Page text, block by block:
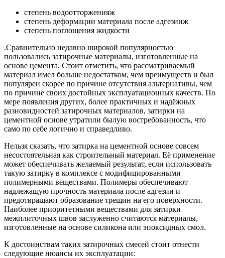
степень водоотторженияж
степень деформации материала после адгезииж
степень поглощения жидкости
.Сравнительно недавно широкой популярностью
пользовались затирочные материалы, изготовленные на
основе цемента. Стоит отметить, что рассматриваемый
материал имел больше недостатком, чем преимуществ и был
популярен скорее по причине отсутствия альтернативы, чем
по причине своих достойных эксплуатационных качеств. По
мере появления других, более практичных и надёжных
разновидностей затирочных материалов, затирки на
цементной основе утратили былую востребованность, что
само по себе логично и справедливо.
Нельзя сказать, что затирка на цементной основе совсем
несостоятельная как строительный материал. Её применение
может обеспечивать желаемый результат, если использовать
такую затирку в комплексе с модифицированными
полимерными веществами. Полимеры обеспечивают
надлежащую прочность материала после адгезии и
предотвращают образование трещин на его поверхности.
Наиболее приоритетными веществами для затирки
межплиточных швов заслуженно считаются материалы,
изготовленные на основе силикона или эпоксидных смол.
К достоинствам таких затирочных смесей стоит отнести
следующие нюансы их эксплуатации: